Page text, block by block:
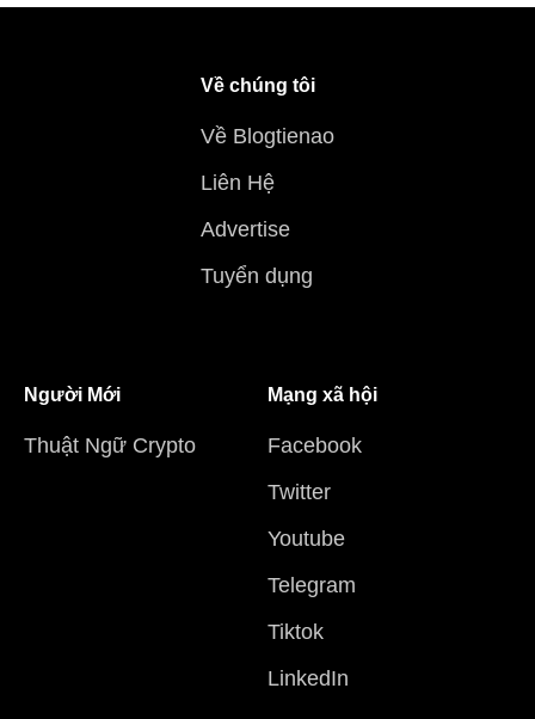
Về chúng tôi
Về Blogtienao
Liên Hệ
Advertise
Tuyển dụng
Người Mới
Thuật Ngữ Crypto
Mạng xã hội
Facebook
Twitter
Youtube
Telegram
Tiktok
LinkedIn